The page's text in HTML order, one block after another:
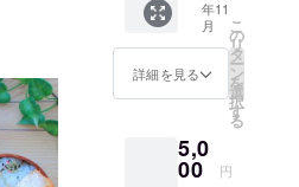
年11
月
詳細を見る
こ
の
リ
タ
ー
ン
を
選
択
す
る
5,0
00 円